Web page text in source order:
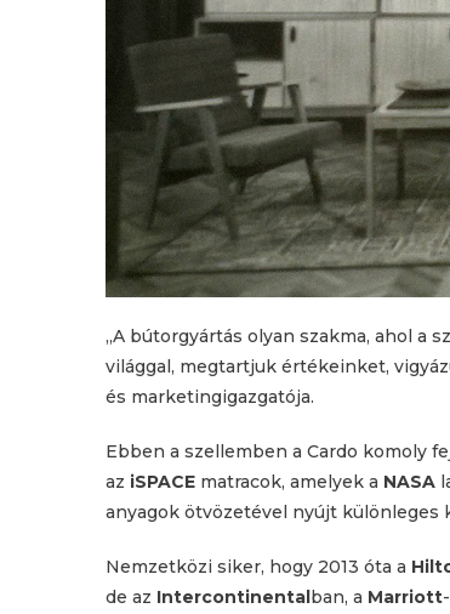
„A bútorgyártás olyan szakma, ahol a
világgal, megtartjuk értékeinket,
és marketingigazgatója.
Ebben a szellemben a Cardo komoly
az iSPACE matracok, amelyek a NASA
anyagok ötvözetével nyújt különleges
Nemzetközi siker, hogy 2013 óta a
de az Intercontinentalban, a Marriott